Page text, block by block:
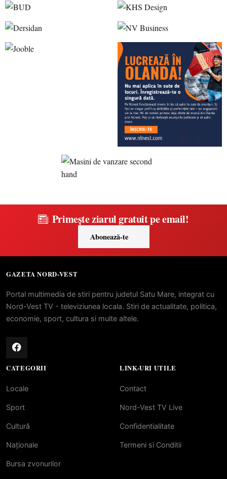
Primește ziarul gratuit pe email!
Abonează-te
GAZETA NORD-VEST
Portal multimedia de stiri pentru judetul Satu Mare, integrat cu
Nord-Vest TV - televiziunea locala. Stiri de actualitate, politica,
economie, sport, cultura si multe altele.
CATEGORII
Locale
Sport
Cultură
Naționale
Bursa zvonurilor
LINK-URI UTILE
Contact
Nord-Vest TV Live
Confidentialitate
Termeni si Conditii